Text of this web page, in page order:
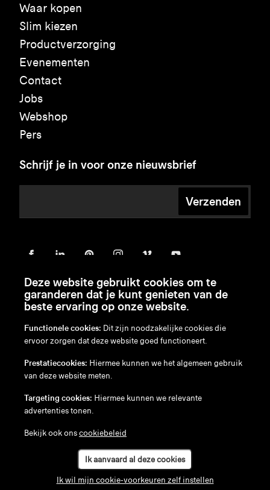
Waar kopen
Slim kiezen
Productverzorging
Evenementen
Contact
Jobs
Webshop
Pers
Schrijf je in voor onze nieuwsbrief
Verzenden
en/nl/fr/de
Disclaimer
Cookiebeleid
Deze website gebruikt cookies om te
garanderen dat je kunt genieten van de
beste ervaring op onze website.
Functionele cookies: Dit zijn noodzakelijke cookies die
ervoor zorgen dat deze website goed functioneert.
Prestatiecookies: Hiermee kunnen we het algemeen gebruik
van deze website meten.
Targeting cookies: Hiermee kunnen we relevante
advertenties tonen.
Bekijk ook onscookiebeleid
Ik aanvaard al deze cookies
Ik wil mijn cookie-voorkeuren zelf instellen
Jouw Walrus clubsofa configureren